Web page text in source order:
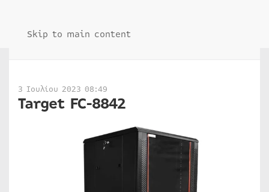
Skip to main content
3 Ιουλίου 2023 08:49
Target FC-8842